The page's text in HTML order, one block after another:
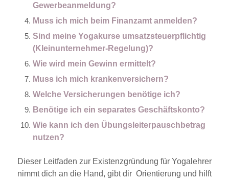
Gewerbeanmeldung?
Muss ich mich beim Finanzamt anmelden?
Sind meine Yogakurse umsatzsteuerpflichtig
(Kleinunternehmer-Regelung)?
Wie wird mein Gewinn ermittelt?
Muss ich mich krankenversichern?
Welche Versicherungen benötige ich?
Benötige ich ein separates Geschäftskonto?
Wie kann ich den Übungsleiterpauschbetrag
nutzen?
Dieser Leitfaden zur Existenzgründung für Yogalehrer
nimmt dich an die Hand, gibt dir Orientierung und hilft